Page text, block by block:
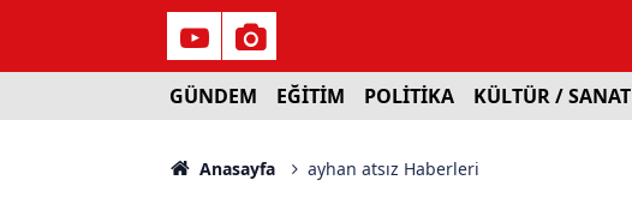
GÜNDEM EĞİTİM POLİTİKA KÜLTÜR / SANAT
Anasayfa ayhan atsız Haberleri